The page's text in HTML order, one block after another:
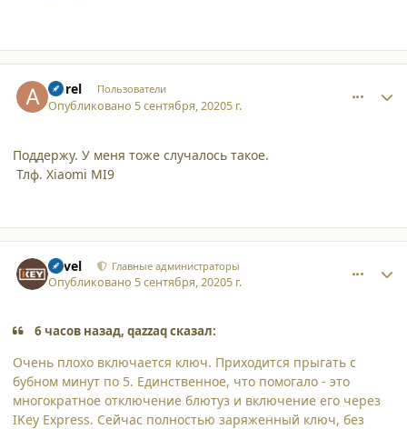
Aprel Пользователи
Опубликовано 5 сентября, 20205 г.
Поддержу. У меня тоже случалось такое.
Тлф. Xiaomi MI9
Pavel Главные администраторы
Опубликовано 5 сентября, 20205 г.
6 часов назад, qazzaq сказал:
Очень плохо включается ключ. Приходится прыгать с
бубном минут по 5. Единственное, что помогало - это
многократное отключение блютуз и включение его через
IKey Express. Сейчас полностью заряженный ключ, без